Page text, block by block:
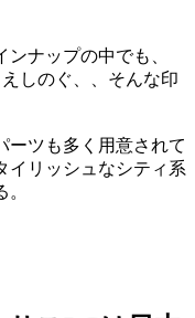
ナップの中でも、
しのぐ、、そんな印
ーツも多く用意されて
イリッシュなシティ系